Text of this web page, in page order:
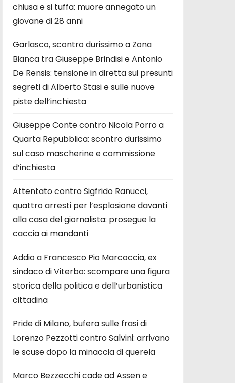
chiusa e si tuffa: muore annegato un
giovane di 28 anni
Garlasco, scontro durissimo a Zona
Bianca tra Giuseppe Brindisi e Antonio
De Rensis: tensione in diretta sui presunti
segreti di Alberto Stasi e sulle nuove
piste dell’inchiesta
Giuseppe Conte contro Nicola Porro a
Quarta Repubblica: scontro durissimo
sul caso mascherine e commissione
d’inchiesta
Attentato contro Sigfrido Ranucci,
quattro arresti per l’esplosione davanti
alla casa del giornalista: prosegue la
caccia ai mandanti
Addio a Francesco Pio Marcoccia, ex
sindaco di Viterbo: scompare una figura
storica della politica e dell’urbanistica
cittadina
Pride di Milano, bufera sulle frasi di
Lorenzo Pezzotti contro Salvini: arrivano
le scuse dopo la minaccia di querela
Marco Bezzecchi cade ad Assen e